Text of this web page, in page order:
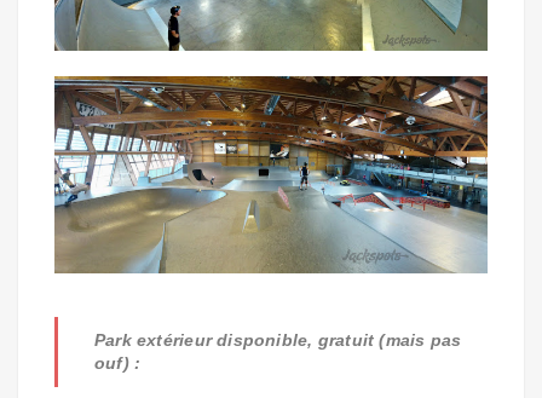
Park extérieur disponible, gratuit (mais pas
ouf) :